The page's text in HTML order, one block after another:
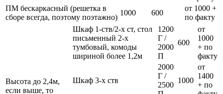
ПМ бескаркасный (решетка в
сборе всегда, поэтому поэтажно)
1000 600
от 1000 +
по факту
Высота до 2,4м,
если выше, то
Шкаф 1-ств/2-х ст, стол
письменный 2-х
тумбовый, комоды
шириной более 1,2м
1200
Г /
2000
П
600
от
1000
+ по
факту
Шкаф 3-х ств
2000
Г /
2500
1000
от
1400
+ по